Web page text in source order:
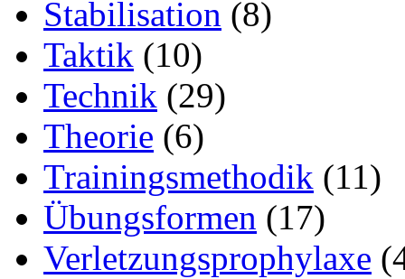
Stabilisation (8)
Taktik (10)
Technik (29)
Theorie (6)
Trainingsmethodik (11)
Übungsformen (17)
Verletzungsprophylaxe